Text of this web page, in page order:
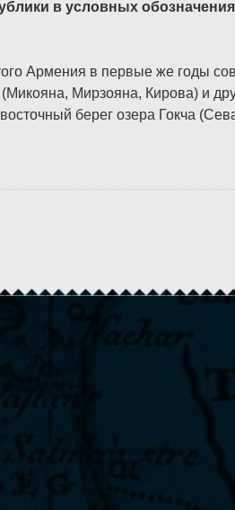
в условных
Армения в первые же годы
Мирзояна, Кирова) и
берег озера Гокча